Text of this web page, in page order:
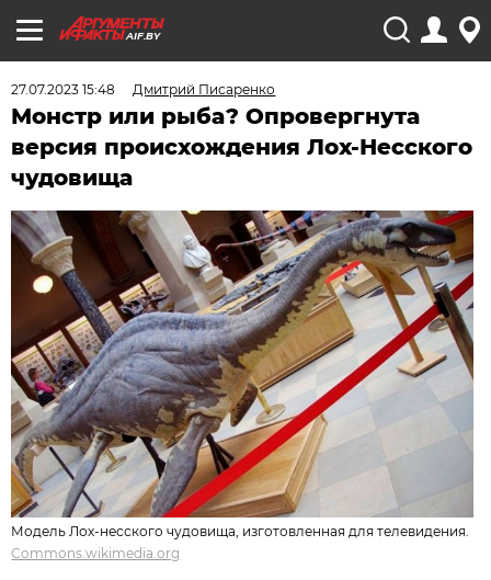
AIF.BY
27.07.2023 15:48 Дмитрий Писаренко
Монстр или рыба? Опровергнута
версия происхождения Лох-Несского
чудовища
Модель Лох-несского чудовища, изготовленная для телевидения.
Commons.wikimedia.org